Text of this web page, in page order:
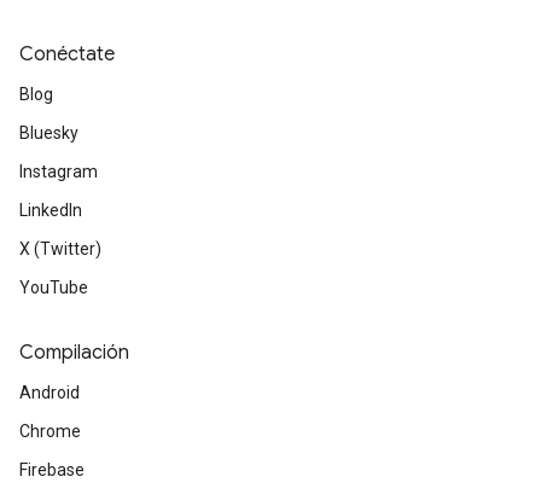
Conéctate
Blog
Bluesky
Instagram
LinkedIn
X (Twitter)
YouTube
Compilación
Android
Chrome
Firebase